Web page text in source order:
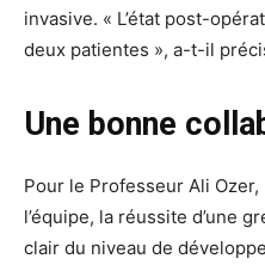
invasive. « L’état post-
deux patientes », a-t-il
Une bonne
Pour le Professeur Ali
l’équipe, la réussite d’une
clair du niveau de